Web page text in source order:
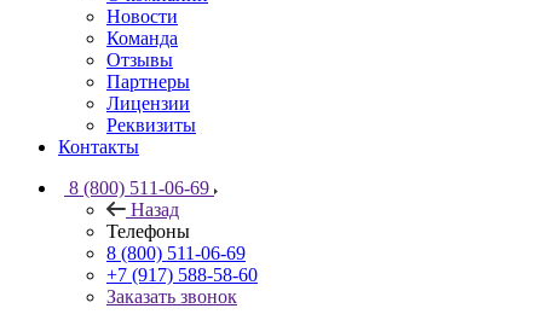
Новости
Команда
Отзывы
Партнеры
Лицензии
Реквизиты
Контакты
8 (800) 511-06-69
Назад
Телефоны
8 (800) 511-06-69
+7 (917) 588-58-60
Заказать звонок